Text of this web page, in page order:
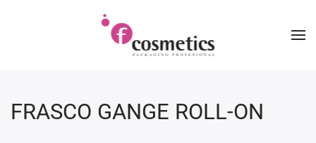
FRASCO GANGE ROLL-ON